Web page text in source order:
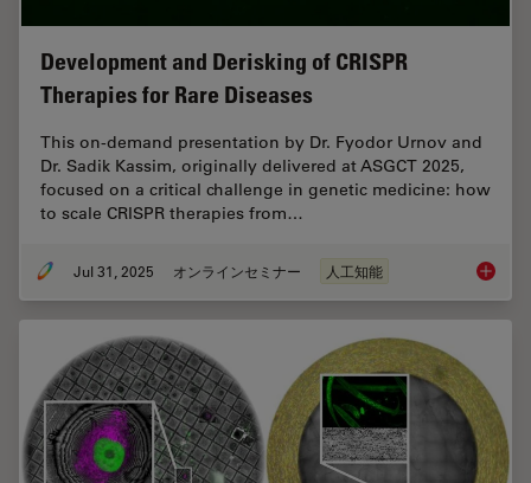
Development and Derisking of CRISPR
Therapies for Rare Diseases
This on-demand presentation by Dr. Fyodor Urnov and
Dr. Sadik Kassim, originally delivered at ASGCT 2025,
focused on a critical challenge in genetic medicine: how
to scale CRISPR therapies from…
Jul 31, 2025 オンラインセミナー 人工知能